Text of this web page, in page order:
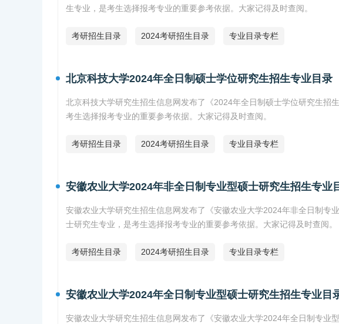
生专业，是考生选择报考专业的重要参考依据。大家记得及时查阅。
考研招生目录 2024考研招生目录 专业目录专栏
北京科技大学2024年全日制硕士学位研究生招生专业目录
北京科技大学研究生招生信息网发布了《2024年全日制硕士学位研究生招
考生选择报考专业的重要参考依据。大家记得及时查阅。
考研招生目录 2024考研招生目录 专业目录专栏
安徽农业大学2024年非全日制专业型硕士研究生招生专业
安徽农业大学研究生招生信息网发布了《安徽农业大学2024年非全日制专
士研究生专业，是考生选择报考专业的重要参考依据。大家记得及时查阅。
考研招生目录 2024考研招生目录 专业目录专栏
安徽农业大学2024年全日制专业型硕士研究生招生专业目
安徽农业大学研究生招生信息网发布了《安徽农业大学2024年全日制专业